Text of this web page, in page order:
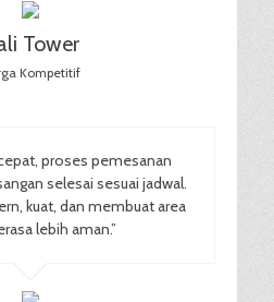
Tower
Kompetitif
proses pemesanan
selesai sesuai jadwal.
kuat, dan membuat area
lebih aman.”